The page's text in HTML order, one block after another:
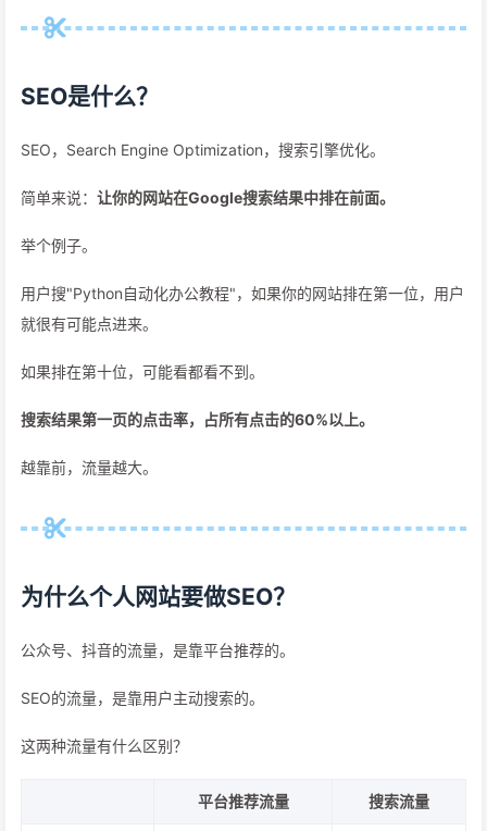
SEO是什么？
SEO，Search Engine Optimization，搜索引擎优化。
简单来说： 让你的网站在Google搜索结果中排在前面。
举个例子。
用户搜"Python自动化办公教程"，如果你的网站排在第一位，用户
就很有可能点进来。
如果排在第十位，可能看都看不到。
搜索结果第一页的点击率，占所有点击的60%以上。
越靠前，流量越大。
为什么个人网站要做SEO？
公众号、抖音的流量，是靠平台推荐的。
SEO的流量，是靠用户主动搜索的。
这两种流量有什么区别？
平台推荐流量 搜索流量